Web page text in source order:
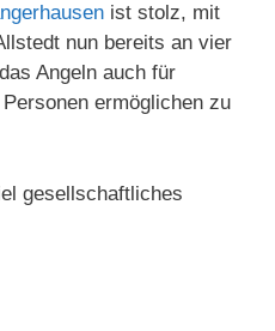
ist stolz, mit
nun bereits an vier
Angeln auch für
ermöglichen zu
gesellschaftliches